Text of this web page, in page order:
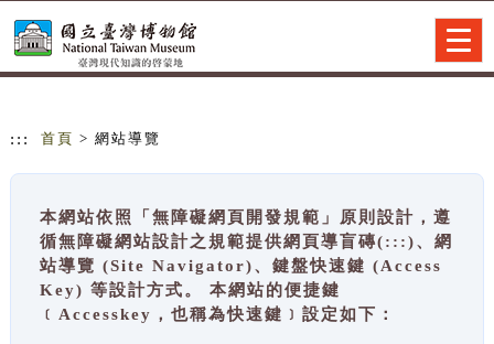
::: 首頁 > 網站導覽
本網站依照「無障礙網頁開發規範」原則設計，遵
循無障礙網站設計之規範提供網頁導盲磚(:::)、網
站導覽 (Site Navigator)、鍵盤快速鍵 (Access
Key) 等設計方式。 本網站的便捷鍵
﹝Accesskey，也稱為快速鍵﹞設定如下：